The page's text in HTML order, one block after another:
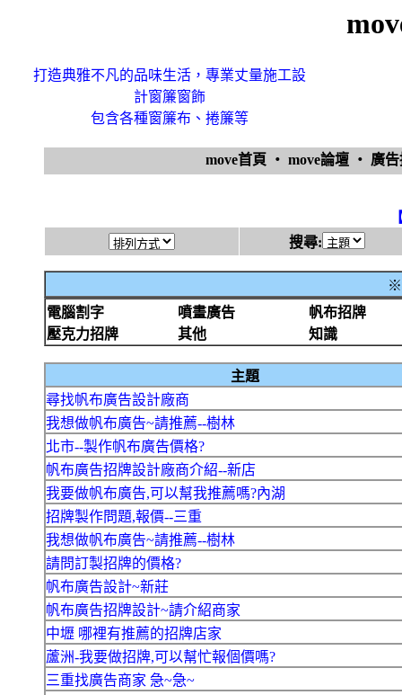
打造典雅不凡的品味生活，專業丈量施工設
計窗簾窗飾
包含各種窗簾布、捲簾等
move首頁 ‧ move論壇 ‧ 廣
搜尋:
※
電腦割字
噴畫廣告
帆布招牌
壓克力招牌
其他 知識
主題
尋找帆布廣告設計廠商
我想做帆布廣告~請推薦--樹林
北市--製作帆布廣告價格?
帆布廣告招牌設計廠商介紹--新店
我要做帆布廣告,可以幫我推薦嗎?內湖
招牌製作問題,報價--三重
我想做帆布廣告~請推薦--樹林
請問訂製招牌的價格?
帆布廣告設計~新莊
帆布廣告招牌設計~請介紹商家
中壢 哪裡有推薦的招牌店家
蘆洲-我要做招牌,可以幫忙報個價嗎?
三重找廣告商家 急~急~